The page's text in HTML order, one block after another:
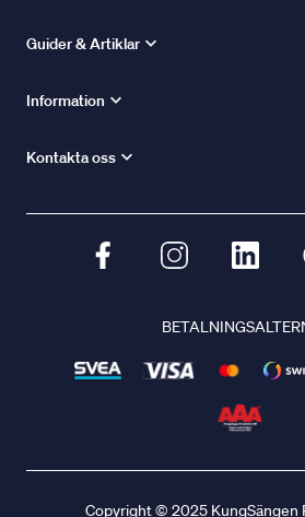
Guider & Artiklar
Information
Kontakta oss
Copyright © 2025 KungSängen